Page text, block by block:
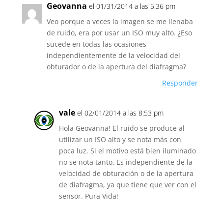
Geovanna el 01/31/2014 a las 5:36 pm
Veo porque a veces la imagen se me llenaba
de ruido, era por usar un ISO muy alto. ¿Eso
sucede en todas las ocasiones
independientemente de la velocidad del
obturador o de la apertura del diafragma?
Responder
vale el 02/01/2014 a las 8:53 pm
Hola Geovanna! El ruido se produce al
utilizar un ISO alto y se nota más con
poca luz. Si el motivo está bien iluminado
no se nota tanto. Es independiente de la
velocidad de obturación o de la apertura
de diafragma, ya que tiene que ver con el
sensor. Pura Vida!